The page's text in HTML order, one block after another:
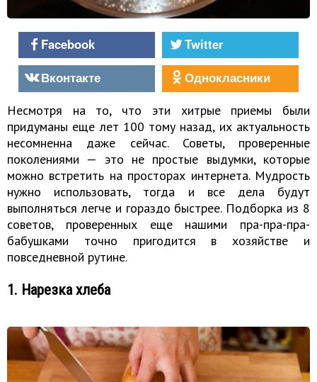
Facebook
Twitter
Вконтакте
Однокласники
Несмотря на то, что эти хитрые приемы были
придуманы еще лет 100 тому назад, их актуальность
несомненна даже сейчас. Советы, проверенные
поколениями — это не простые выдумки, которые
можно встретить на просторах интернета. Мудрость
нужно использовать, тогда и все дела будут
выполняться легче и гораздо быстрее. Подборка из 8
советов, проверенных еще нашими пра-пра-пра-
бабушками точно пригодится в хозяйстве и
повседневной рутине.
1. Нарезка хлеба